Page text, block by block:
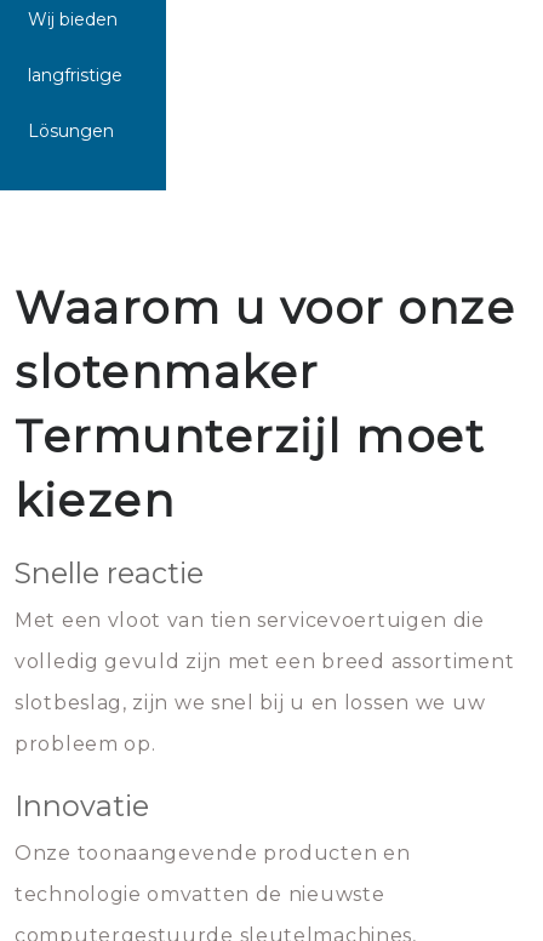
Wij bieden
langfristige
Lösungen
Waarom u voor onze
slotenmaker
Termunterzijl moet
kiezen
Snelle reactie
Met een vloot van tien servicevoertuigen die
volledig gevuld zijn met een breed assortiment
slotbeslag, zijn we snel bij u en lossen we uw
probleem op.
Innovatie
Onze toonaangevende producten en
technologie omvatten de nieuwste
computergestuurde sleutelmachines,